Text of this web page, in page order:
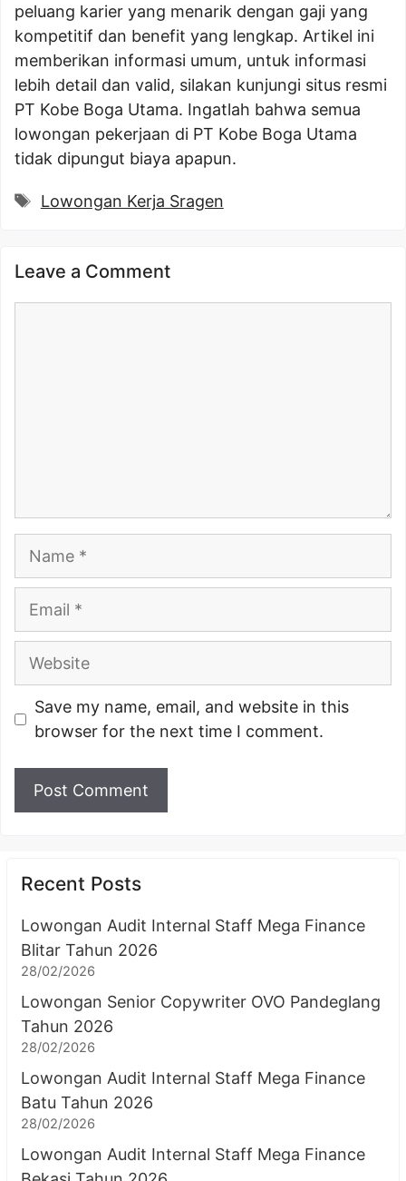
peluang karier yang menarik dengan gaji yang
kompetitif dan benefit yang lengkap. Artikel ini
memberikan informasi umum, untuk informasi
lebih detail dan valid, silakan kunjungi situs resmi
PT Kobe Boga Utama. Ingatlah bahwa semua
lowongan pekerjaan di PT Kobe Boga Utama
tidak dipungut biaya apapun.
Tags
Lowongan Kerja Sragen
Leave a Comment
Website
Save my name, email, and website in this
browser for the next time I comment.
Recent Posts
Lowongan Audit Internal Staff Mega Finance
Blitar Tahun 2026
28/02/2026
Lowongan Senior Copywriter OVO Pandeglang
Tahun 2026
28/02/2026
Lowongan Audit Internal Staff Mega Finance
Batu Tahun 2026
28/02/2026
Lowongan Audit Internal Staff Mega Finance